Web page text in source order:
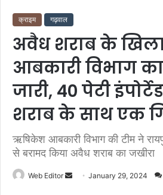
क्राइम गढ़वाल
अवैध शराब के
आबकारी विभाग
जारी, 40 पेटी
शराब के साथ एक
ऋषिकेश आबकारी विभाग की टीम ने
से बरामद किया अवैध शराब का जखीरा
Web Editor January 29, 2024